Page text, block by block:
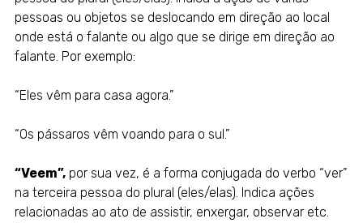
pessoas ou objetos se deslocando em direção ao local
onde está o falante ou algo que se dirige em direção ao
falante. Por exemplo:
“Eles vêm para casa agora.”
“Os pássaros vêm voando para o sul.”
“Veem”,por sua vez, é a forma conjugada do verbo “ver”
na terceira pessoa do plural (eles/elas). Indica ações
relacionadas ao ato de assistir, enxergar, observar etc.